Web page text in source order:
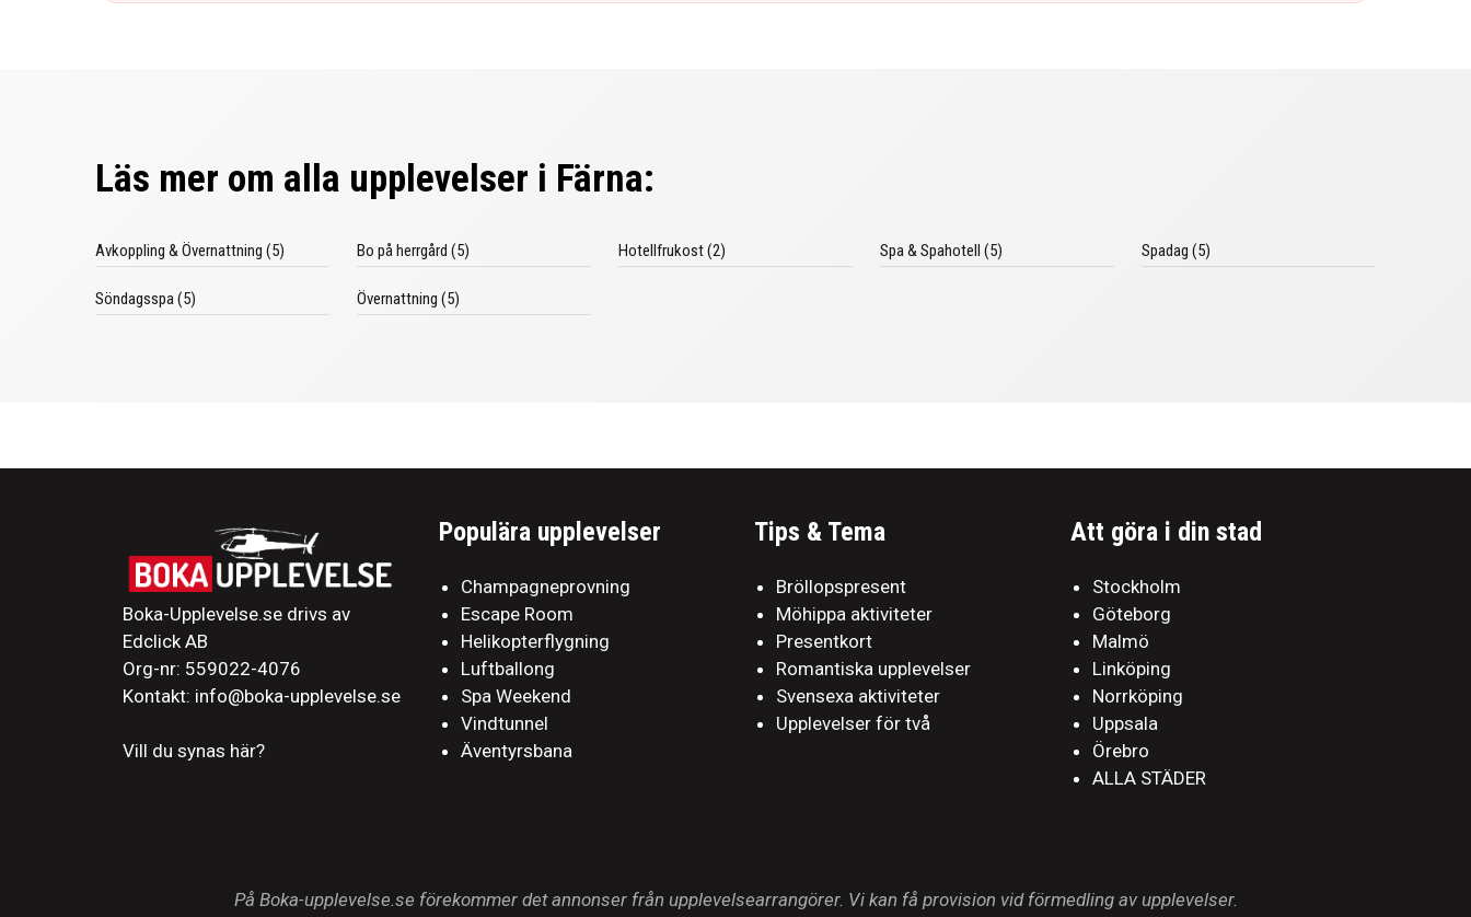
Läs mer om alla upplevelser i Färna:
Avkoppling & Övernattning (5) Bo på herrgård (5) Hotellfrukost (2) Spa & Spahotell (5) Spadag (5)
Söndagsspa (5) Övernattning (5)
Boka-Upplevelse.se drivs av
Edclick AB
Org-nr: 559022-4076
Kontakt: info@boka-upplevelse.se
Vill du synas här?
Populära upplevelser
Champagneprovning
Escape Room
Helikopterflygning
Luftballong
Spa Weekend
Vindtunnel
Äventyrsbana
Tips & Tema
Bröllopspresent
Möhippa aktiviteter
Presentkort
Romantiska upplevelser
Svensexa aktiviteter
Upplevelser för två
Att göra i din stad
Stockholm
Göteborg
Malmö
Linköping
Norrköping
Uppsala
Örebro
ALLA STÄDER
På Boka-upplevelse.se förekommer det annonser från upplevelsearrangörer. Vi kan få provision vid förmedling av upplevelser.